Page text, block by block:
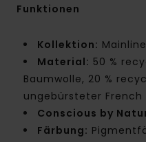
Funktionen
Kollektion:
Material: 50 %
Baumwolle, 20 %
ungebürsteter
Conscious by
Färbung: